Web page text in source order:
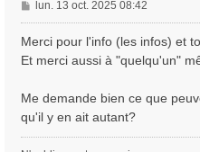
M
e
s
e
lun. 13 oct. 2025 08:42
Merci pour l'info (les infos) et
Et merci aussi à "quelqu'un"
Me demande bien ce que
qu'il y en ait autant?